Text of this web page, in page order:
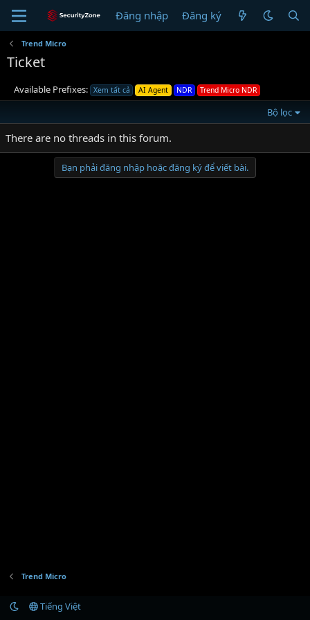
Đăng nhập Đăng ký
Trend Micro
Ticket
Available Prefixes: Xem tất cả AI Agent NDR Trend Micro NDR
Bộ lọc
There are no threads in this forum.
Bạn phải đăng nhập hoặc đăng ký để viết bài.
Trend Micro
Tiếng Việt